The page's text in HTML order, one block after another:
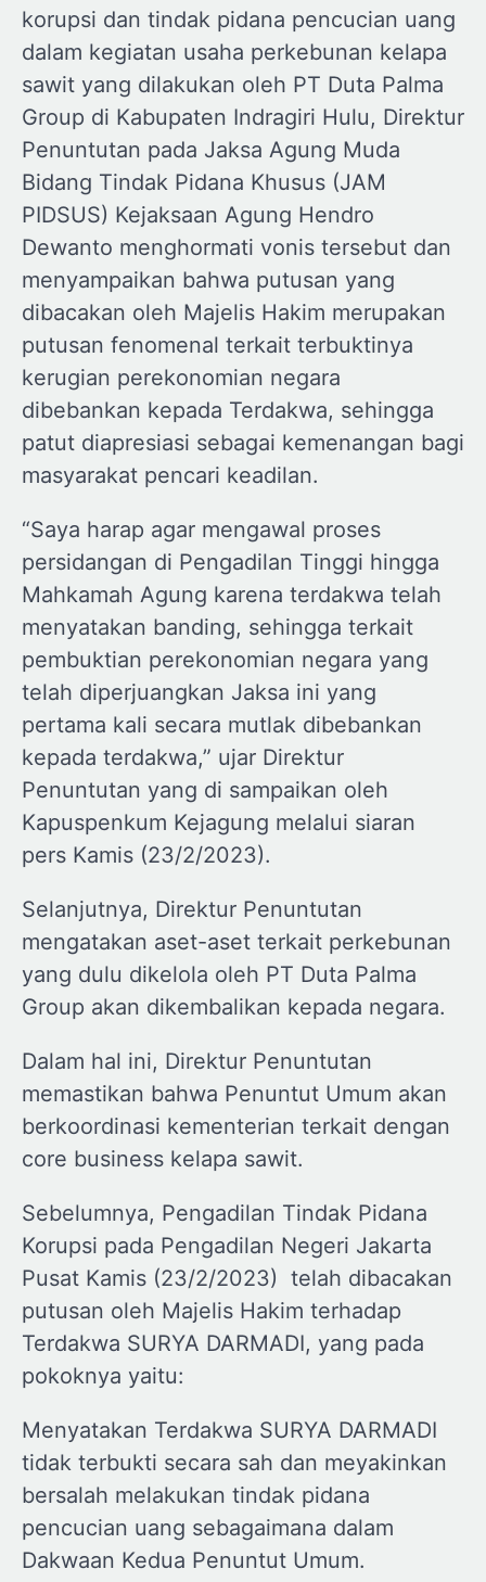
korupsi dan tindak pidana pencucian uang
dalam kegiatan usaha perkebunan kelapa
sawit yang dilakukan oleh PT Duta Palma
Group di Kabupaten Indragiri Hulu, Direktur
Penuntutan pada Jaksa Agung Muda
Bidang Tindak Pidana Khusus (JAM
PIDSUS) Kejaksaan Agung Hendro
Dewanto menghormati vonis tersebut dan
menyampaikan bahwa putusan yang
dibacakan oleh Majelis Hakim merupakan
putusan fenomenal terkait terbuktinya
kerugian perekonomian negara
dibebankan kepada Terdakwa, sehingga
patut diapresiasi sebagai kemenangan bagi
masyarakat pencari keadilan.
“Saya harap agar mengawal proses
persidangan di Pengadilan Tinggi hingga
Mahkamah Agung karena terdakwa telah
menyatakan banding, sehingga terkait
pembuktian perekonomian negara yang
telah diperjuangkan Jaksa ini yang
pertama kali secara mutlak dibebankan
kepada terdakwa,” ujar Direktur
Penuntutan yang di sampaikan oleh
Kapuspenkum Kejagung melalui siaran
pers Kamis (23/2/2023).
Selanjutnya, Direktur Penuntutan
mengatakan aset-aset terkait perkebunan
yang dulu dikelola oleh PT Duta Palma
Group akan dikembalikan kepada negara.
Dalam hal ini, Direktur Penuntutan
memastikan bahwa Penuntut Umum akan
berkoordinasi kementerian terkait dengan
core business kelapa sawit.
Sebelumnya, Pengadilan Tindak Pidana
Korupsi pada Pengadilan Negeri Jakarta
Pusat Kamis (23/2/2023) telah dibacakan
putusan oleh Majelis Hakim terhadap
Terdakwa SURYA DARMADI, yang pada
pokoknya yaitu:
Menyatakan Terdakwa SURYA DARMADI
tidak terbukti secara sah dan meyakinkan
bersalah melakukan tindak pidana
pencucian uang sebagaimana dalam
Dakwaan Kedua Penuntut Umum.